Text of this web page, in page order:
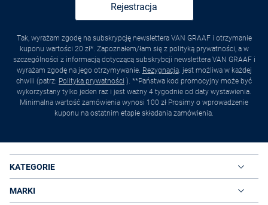
Rejestracja
Tak, wyrażam zgodę na subskrypcję newslettera VAN GRAAF i otrzymanie
kuponu wartości 20 zł*. Zapoznałem/łam się z polityką prywatności, a w
szczególności z informacją dotyczącą subskrybcji newslettera VAN GRAAF i
wyrażam zgodę na jego otrzymywanie. Rezygnacja. jest możliwa w każdej
chwili (patrz: Polityka prywatności ). **Państwa kod promocyjny może być
wykorzystany tylko jeden raz i jest ważny 4 tygodnie od daty wystawienia.
Minimalna wartość zamówienia wynosi 100 zł Prosimy o wprowadzenie
kuponu na ostatnim etapie składania zamówienia.
KATEGORIE
MARKI